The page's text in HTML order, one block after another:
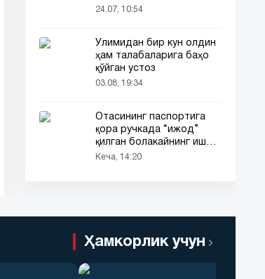
24.07, 10:54
Ўлимидан бир кун олдин
ҳам талабаларига баҳо
қўйган устоз
03.08, 19:34
Отасининг паспортига
қора ручкада “ижод”
қилган болакайнинг иши
барчанинг диққатини
Кеча, 14:20
Ҳамкорлик учун